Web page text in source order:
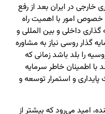
در ایران بعد از رفع
خصوص امور با اهمیت راه
گذاری داخلی و بین المللی و
گذار روسی نیاز به مشاوره
را بلد باشد زمانی که
اطمینان خاطر سرمایه
و استمرار توسعه و
امید می‌رود که بیشتر از